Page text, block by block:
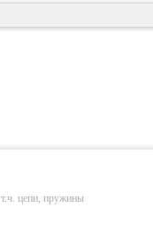
цепи, пружины